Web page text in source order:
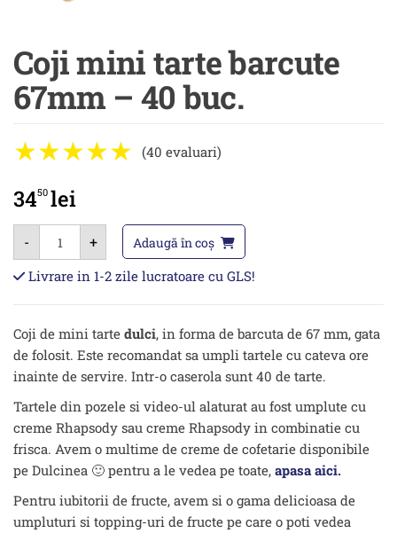
Coji mini tarte barcute
67mm – 40 buc.
(40 evaluari)
3450 lei
-
Cantitate
Coji
mini
tarte
barcute
buc.
+ Adaugă în coș
Livrare in 1-2 zile lucratoare cu GLS!
Coji de mini tarte dulci, in forma de barcuta de 67 mm, gata
de folosit. Este recomandat sa umpli tartele cu cateva ore
inainte de servire. Intr-o caserola sunt 40 de tarte.
Tartele din pozele si video-ul alaturat au fost umplute cu
creme Rhapsody sau creme Rhapsody in combinatie cu
frisca. Avem o multime de creme de cofetarie disponibile
pe Dulcinea 🙂 pentru a le vedea pe toate, apasa aici.
Pentru iubitorii de fructe, avem si o gama delicioasa de
umpluturi si topping-uri de fructe pe care o poti vedea